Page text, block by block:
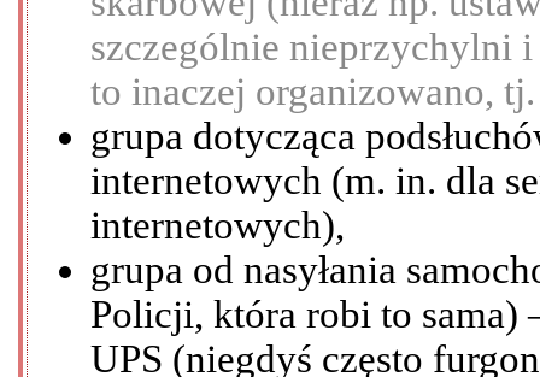
szczególnie nieprzychylni
to inaczej organizowano,
grupa dotycząca
internetowych (m. in. dla
internetowych),
grupa od nasyłania
Policji, która robi to sama)
UPS (niegdyś często